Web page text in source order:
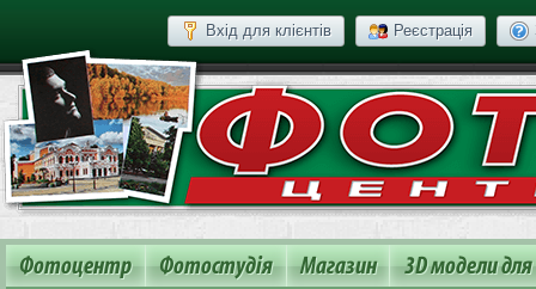
Вхід для клієнтів Реєстрація
Фотоцентр Фотостудія Магазин 3D модели